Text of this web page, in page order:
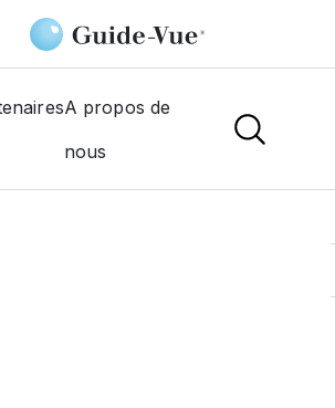
A propos de
nous